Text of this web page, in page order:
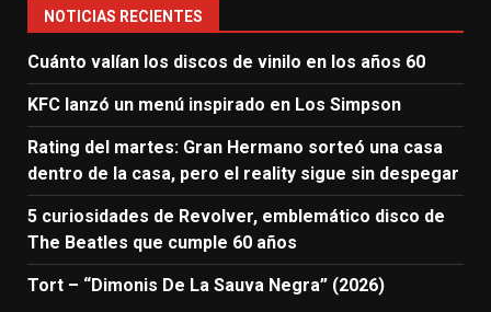
NOTICIAS RECIENTES
Cuánto valían los discos de vinilo en los años 60
KFC lanzó un menú inspirado en Los Simpson
Rating del martes: Gran Hermano sorteó una casa
dentro de la casa, pero el reality sigue sin despegar
5 curiosidades de Revolver, emblemático disco de
The Beatles que cumple 60 años
Tort – “Dimonis De La Sauva Negra” (2026)